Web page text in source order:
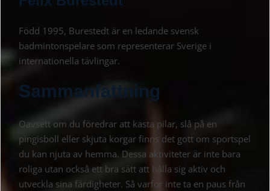
Född 1995, Burestedt är en ledande svensk
badmintonspelare som representerar Sverige i
internationella tävlingar.
Sammanfattning
Oavsett om du föredrar att kasta pilar, slå på en
pingisboll eller skjuta korgar finns det gott om sportspel
du kan njuta av hemma. Dessa aktiviteter är inte bara
roliga utan också ett bra sätt att hålla sig aktiv och
utveckla sina färdigheter. Så varför inte ta en paus från